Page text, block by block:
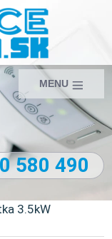
MENU
580 490
3.5kW